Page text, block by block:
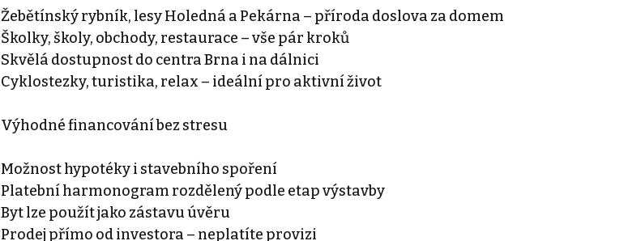
Žebětínský rybník, lesy Holedná a Pekárna – příroda doslova za domem
Školky, školy, obchody, restaurace – vše pár kroků
Skvělá dostupnost do centra Brna i na dálnici
Cyklostezky, turistika, relax – ideální pro aktivní život
Výhodné financování bez stresu
Možnost hypotéky i stavebního spoření
Platební harmonogram rozdělený podle etap výstavby
Byt lze použít jako zástavu úvěru
Prodej přímo od investora – neplatíte provizi